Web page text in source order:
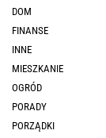
DOM
FINANSE
INNE
MIESZKANIE
OGRÓD
PORADY
PORZĄDKI